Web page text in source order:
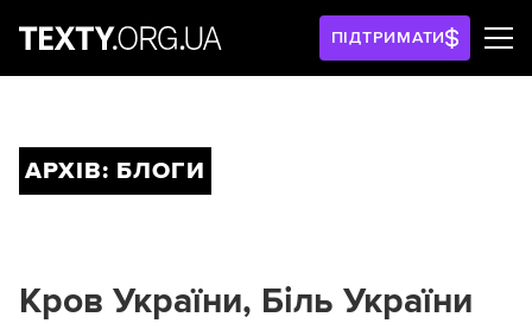
ПІДТРИМАТИ
АРХІВ: БЛОГИ
Кров України, Біль України